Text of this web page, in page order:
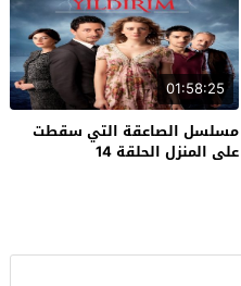
01:58:25
مسلسل الصاعقة التي سقطت
على المنزل الحلقة 14